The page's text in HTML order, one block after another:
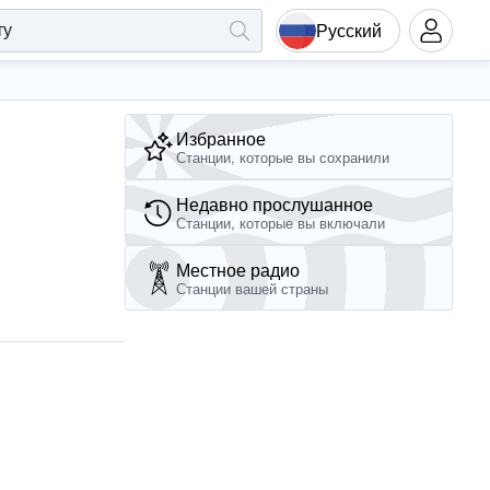
Русский
Избранное
Станции, которые вы сохранили
Недавно прослушанное
Станции, которые вы включали
Местное радио
Станции вашей страны